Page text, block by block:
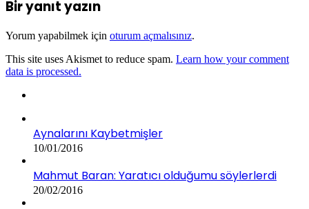
Bir yanıt yazın
Yorum yapabilmek için oturum açmalısınız.
This site uses Akismet to reduce spam. Learn how your comment
data is processed.
Aynalarını Kaybetmişler
10/01/2016
Mahmut Baran: Yaratıcı olduğumu söylerlerdi
20/02/2016